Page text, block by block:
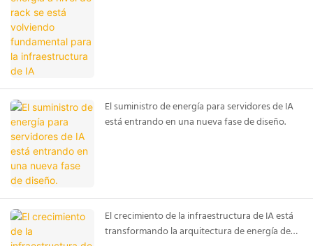
El suministro de energía para servidores de IA
está entrando en una nueva fase de diseño.
El crecimiento de la infraestructura de IA está
transformando la arquitectura de energía de